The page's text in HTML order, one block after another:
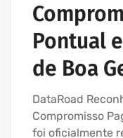
Pontual
de Boa
DataRoad
Compromisso
foi oficialmente